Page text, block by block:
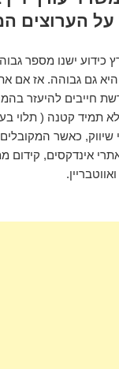
הערוצים
כידוע ישנו מספר
גם גבוהה. אז אם
חייבים להיעזר
תמיד קטנה ( תלוי
שיווק, כאשר
אינדקסים, קידום